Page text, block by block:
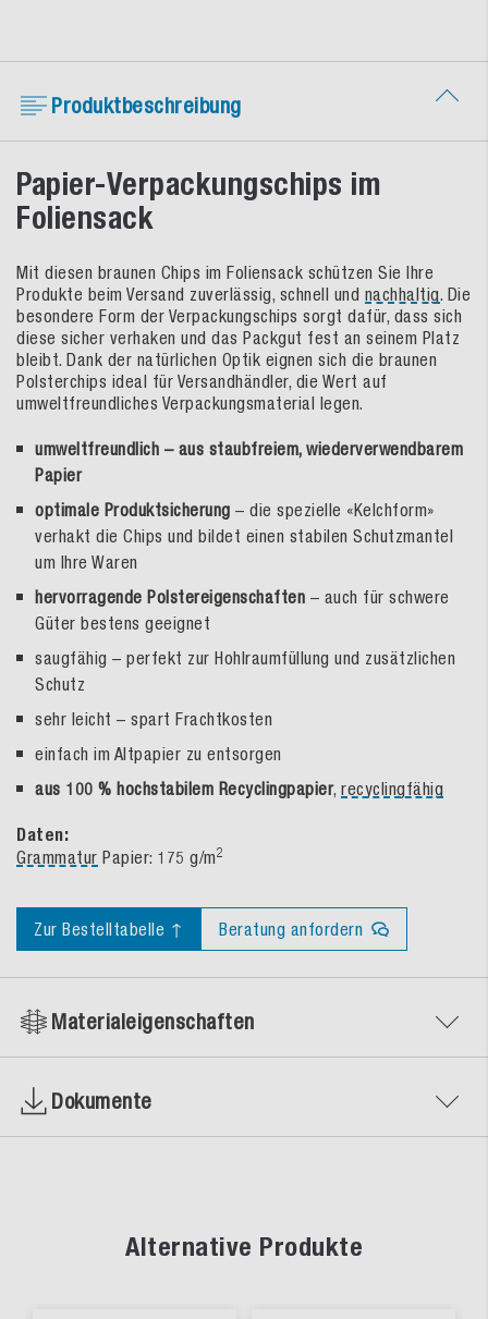
Produktbeschreibung
Papier-Verpackungschips im
Foliensack
Mit diesen braunen Chips im Foliensack schützen Sie Ihre
Produkte beim Versand zuverlässig, schnell und nachhaltig. Die
besondere Form der Verpackungschips sorgt dafür, dass sich
diese sicher verhaken und das Packgut fest an seinem Platz
bleibt. Dank der natürlichen Optik eignen sich die braunen
Polsterchips ideal für Versandhändler, die Wert auf
umweltfreundliches Verpackungsmaterial legen.
umweltfreundlich – aus staubfreiem, wiederverwendbarem
Papier
optimale Produktsicherung – die spezielle «Kelchform»
verhakt die Chips und bildet einen stabilen Schutzmantel
um Ihre Waren
hervorragende Polstereigenschaften – auch für schwere
Güter bestens geeignet
saugfähig – perfekt zur Hohlraumfüllung und zusätzlichen
Schutz
sehr leicht – spart Frachtkosten
einfach im Altpapier zu entsorgen
aus 100 % hochstabilem Recyclingpapier, recyclingfähig
Daten:
Grammatur Papier: 175 g/m2
Zur Bestelltabelle ↑ Beratung anfordern
Materialeigenschaften
Dokumente
Alternative Produkte